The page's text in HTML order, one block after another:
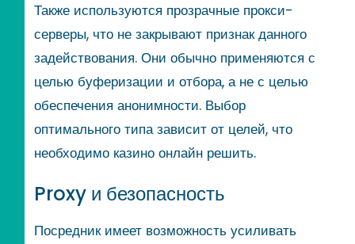
Также используются прозрачные прокси-
серверы, что не закрывают признак данного
задействования. Они обычно применяются с
целью буферизации и отбора, а не с целью
обеспечения анонимности. Выбор
оптимального типа зависит от целей, что
необходимо казино онлайн решить.
Proxy и безопасность
Посредник имеет возможность усиливать